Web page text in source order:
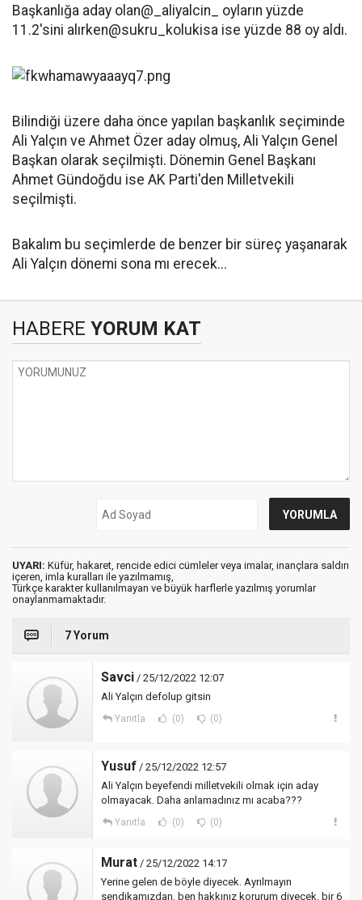
Başkanlığa aday olan@_aliyalcin_ oyların yüzde
11.2'sini alırken@sukru_kolukisa ise yüzde 88 oy aldı.
Bilindiği üzere daha önce yapılan ​​​​​​​başkanlık seçiminde
Ali Yalçın ve Ahmet Özer aday olmuş, Ali Yalçın Genel
Başkan olarak seçilm​​​​​​​işti. Dönemin Genel Başkanı
Ahmet Gündoğdu ise AK Parti'den Milletvekili
seçilmişti.
Bakalım bu seçimlerde de benzer bir süreç yaşanarak
Ali Yalçın dönemi sona mı erecek...
HABERE YORUM KAT
UYARI: Küfür, hakaret, rencide edici cümleler veya imalar, inançlara saldırı
içeren, imla kuralları ile yazılmamış,
Türkçe karakter kullanılmayan ve büyük harflerle yazılmış yorumlar
onaylanmamaktadır.
7 Yorum
Savci / 25/12/2022 12:07
Ali Yalçın defolup gitsin
Yanıtla (0) (0)
Yusuf / 25/12/2022 12:57
Ali Yalçın beyefendi milletvekili olmak için aday
olmayacak. Daha anlamadınız mı acaba???
Yanıtla (0) (0)
Murat / 25/12/2022 14:17
Yerine gelen de böyle diyecek. Ayrılmayın
sendikamızdan, ben hakkınız korurum diyecek. bir 6